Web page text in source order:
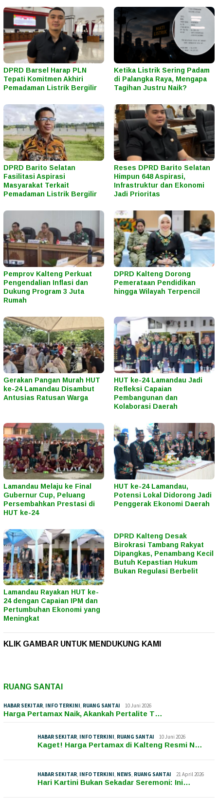
DPRD Barsel Harap PLN
Tepati Komitmen Akhiri
Pemadaman Listrik Bergilir
Ketika Listrik Sering Padam
di Palangka Raya, Mengapa
Tagihan Justru Naik?
DPRD Barito Selatan
Fasilitasi Aspirasi
Masyarakat Terkait
Pemadaman Listrik Bergilir
Reses DPRD Barito Selatan
Himpun 648 Aspirasi,
Infrastruktur dan Ekonomi
Jadi Prioritas
Pemprov Kalteng Perkuat
Pengendalian Inflasi dan
Dukung Program 3 Juta
Rumah
DPRD Kalteng Dorong
Pemerataan Pendidikan
hingga Wilayah Terpencil
Gerakan Pangan Murah HUT
ke-24 Lamandau Disambut
Antusias Ratusan Warga
HUT ke-24 Lamandau Jadi
Refleksi Capaian
Pembangunan dan
Kolaborasi Daerah
Lamandau Melaju ke Final
Gubernur Cup, Peluang
Persembahkan Prestasi di
HUT ke-24
HUT ke-24 Lamandau,
Potensi Lokal Didorong Jadi
Penggerak Ekonomi Daerah
Lamandau Rayakan HUT ke-
24 dengan Capaian IPM dan
Pertumbuhan Ekonomi yang
Meningkat
DPRD Kalteng Desak
Birokrasi Tambang Rakyat
Dipangkas, Penambang Kecil
Butuh Kepastian Hukum
Bukan Regulasi Berbelit
KLIK GAMBAR UNTUK MENDUKUNG KAMI
RUANG SANTAI
HABAR SEKITAR, INFO TERKINI, RUANG SANTAI 10 Juni 2026
Harga Pertamax Naik, Akankah Pertalite T…
HABAR SEKITAR, INFO TERKINI, RUANG SANTAI 10 Juni 2026
Kaget! Harga Pertamax di Kalteng Resmi N…
HABAR SEKITAR, INFO TERKINI, NEWS, RUANG SANTAI 21 April 2026
Hari Kartini Bukan Sekadar Seremoni: Ini…